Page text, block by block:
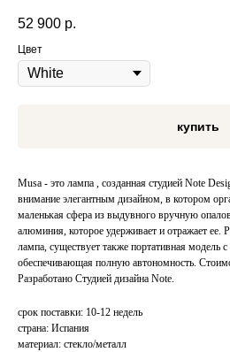
52 900 р.
Цвет
купить
Musa - это лампа , созданная студией Note
внимание элегантным дизайном, в котором
маленькая сфера из выдувного вручную
алюминия, которое удерживает и отражает ее.
лампа, существует также портативная модель
обеспечивающая полную автономность.
Разработано Студией дизайна Note.
срок поставки: 10-12 недель
страна: Испания
материал: стекло/металл